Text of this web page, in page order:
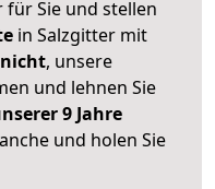
Sie und stellen
in Salzgitter mit
nicht, unsere
und lehnen Sie
9 Jahre
und holen Sie